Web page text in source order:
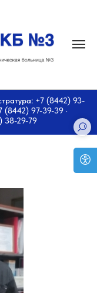
+7 (8442) 93-
(8442) 97-39-39 ·
38-29-79